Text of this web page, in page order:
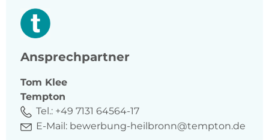
Ansprechpartner
Tom Klee
Tempton
Tel.: +49 7131 64564-17
E-Mail: bewerbung-heilbronn@tempton.de